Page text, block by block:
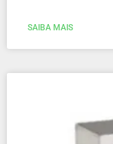
SAIBA MAIS